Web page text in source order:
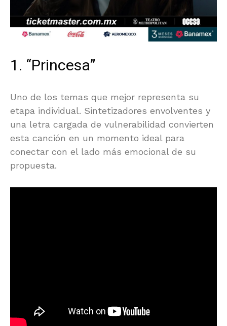
1. “Princesa”
Uno de los temas que mejor representa su
etapa individual. Sintetizadores envolventes y
una letra cargada de vulnerabilidad convierten
esta canción en un momento ideal para
conectar con el lado más emocional de su
propuesta.